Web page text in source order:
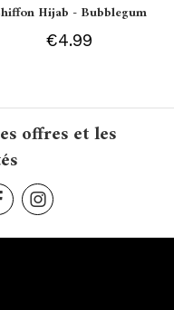
Hijab - Bubblegum
€4.99
offres et les